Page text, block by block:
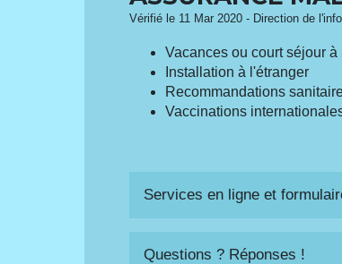
Vérifié le 11 Mar 2020 - Direction de
Vacances ou court séjour à
Installation à l'étranger
Recommandations
Vaccinations
Services en ligne et
Questions ? Réponses !